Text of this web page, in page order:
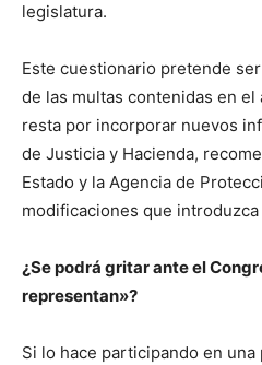
legislatura.
Este cuestionario pretende
de las multas contenidas en
resta por incorporar nuevos
de Justicia y Hacienda,
Estado y la Agencia de
modificaciones que
¿Se podrá gritar ante el
representan»?
Si lo hace participando en